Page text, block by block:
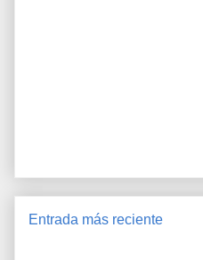
Entrada más reciente